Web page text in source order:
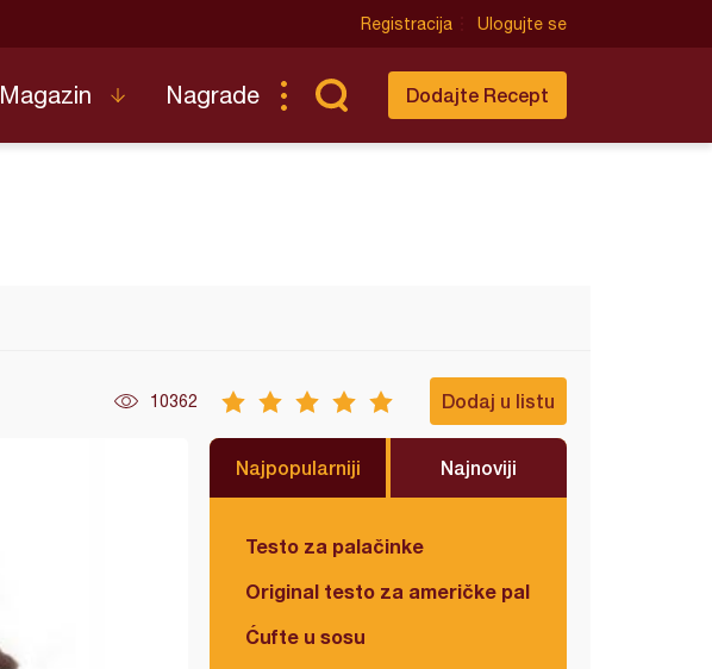
Registracija Ulogujte se
Magazin Nagrade Dodajte Recept
10362 Dodaj u listu
Najpopularniji Najnoviji
Testo za palačinke
Original testo za američke palačinke
Ćufte u sosu